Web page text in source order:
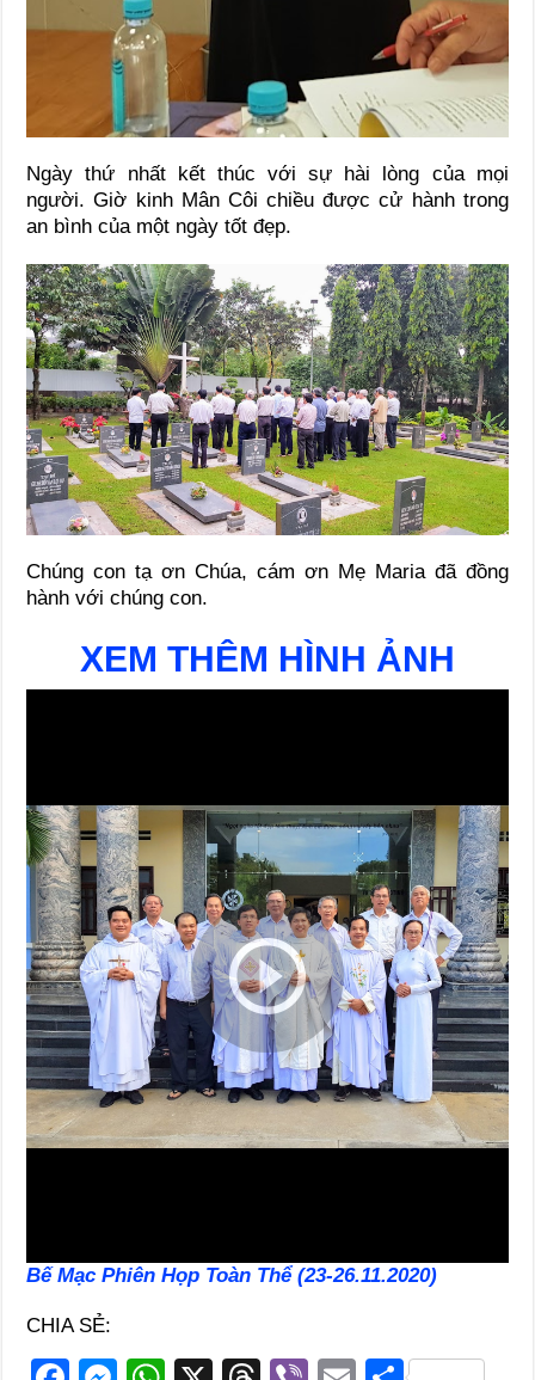
Ngày thứ nhất kết thúc với sự hài lòng của mọi
người. Giờ kinh Mân Côi chiều được cử hành trong
an bình của một ngày tốt đẹp.
Chúng con tạ ơn Chúa, cám ơn Mẹ Maria đã đồng
hành với chúng con.
XEM THÊM HÌNH ẢNH
Bế Mạc Phiên Họp Toàn Thể (23-26.11.2020)
CHIA SẺ: